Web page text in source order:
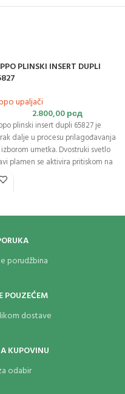
PLINSKI INSERT DUPLI
upaljači
2.800,00рсд
plinski insert dupli 65827 je
dalje u procesu prilagođavanja
izborom umetka. Dvostruki svetlo
plamen se aktivira pritiskom na
Umetak sa dvostrukim
nudi izvor toplote bez
ovu opciju dvostrukog
bilo kojoj klasičnoj Zippo
porudžbina
POUZEĆEM
dostave
KUPOVINU
odabir